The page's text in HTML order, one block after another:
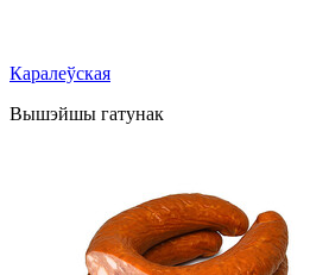
Каралеўская
Вышэйшы гатунак